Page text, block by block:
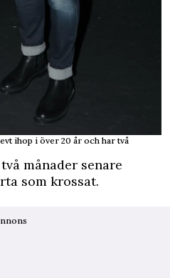
ihop i över 20 år och har två
månader senare
som krossat.